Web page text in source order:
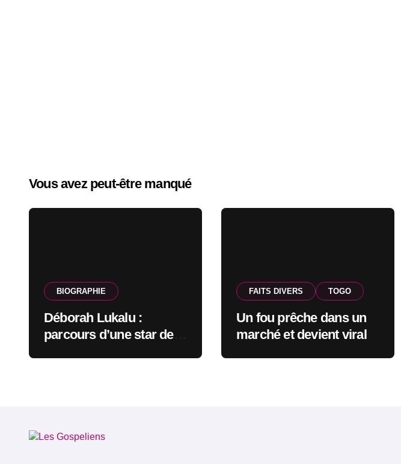
Vous avez peut-être manqué
BIOGRAPHIE
Déborah Lukalu :
parcours d’une star de
FAITS DIVERS TOGO
Un fou prêche dans un
marché et devient viral